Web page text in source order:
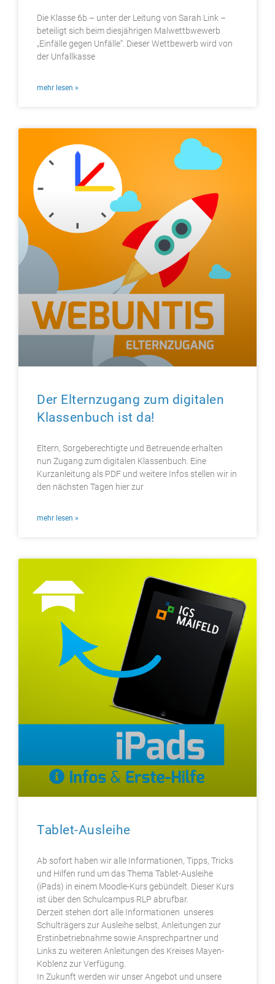
Die Klasse 6b – unter der Leitung von Sarah Link –
beteiligt sich beim diesjährigen Malwettbwewerb
„Einfälle gegen Unfälle“. Dieser Wettbewerb wird von
der Unfallkasse
mehr lesen »
Der Elternzugang zum digitalen
Klassenbuch ist da!
Eltern, Sorgeberechtigte und Betreuende erhalten
nun Zugang zum digitalen Klassenbuch. Eine
Kurzanleitung als PDF und weitere Infos stellen wir in
den nächsten Tagen hier zur
mehr lesen »
Tablet-Ausleihe
Ab sofort haben wir alle Informationen, Tipps, Tricks
und Hilfen rund um das Thema Tablet-Ausleihe
(iPads) in einem Moodle-Kurs gebündelt. Dieser Kurs
ist über den Schulcampus RLP abrufbar.
Derzeit stehen dort alle Informationen unseres
Schulträgers zur Ausleihe selbst, Anleitungen zur
Erstinbetriebnahme sowie Ansprechpartner und
Links zu weiteren Anleitungen des Kreises Mayen-
Koblenz zur Verfügung.
In Zukunft werden wir unser Angebot und unsere